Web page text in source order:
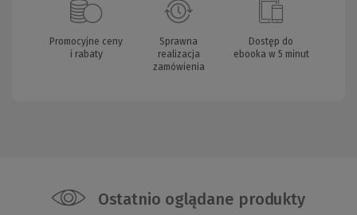
Promocyjne ceny
i rabaty
Sprawna
realizacja
zamówienia
Dostęp do
ebooka w 5 minut
Ostatnio oglądane produkty